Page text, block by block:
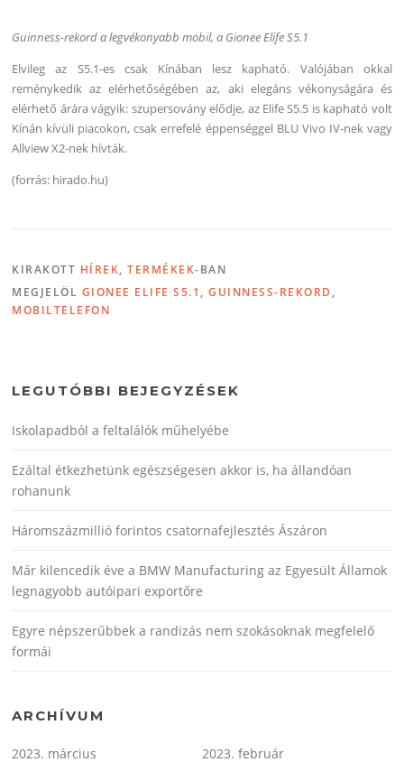
Guinness-rekord a legvékonyabb mobil, a Gionee Elife S5.1
Elvileg az S5.1-es csak Kínában lesz kapható. Valójában okkal
reménykedik az elérhetőségében az, aki elegáns vékonyságára és
elérhető árára vágyik: szupersovány elődje, az Elife S5.5 is kapható volt
Kínán kívüli piacokon, csak errefelé éppenséggel BLU Vivo IV-nek vagy
Allview X2-nek hívták.
(forrás: hirado.hu)
KIRAKOTT HÍREK,TERMÉKEK-BAN
MEGJELÖL GIONEE ELIFE S5.1 ,GUINNESS-REKORD ,
MOBILTELEFON
LEGUTÓBBI BEJEGYZÉSEK
Iskolapadból a feltalálók műhelyébe
Ezáltal étkezhetünk egészségesen akkor is, ha állandóan
rohanunk
Háromszázmillió forintos csatornafejlesztés Ászáron
Már kilencedik éve a BMW Manufacturing az Egyesült Államok
legnagyobb autóipari exportőre
Egyre népszerűbbek a randizás nem szokásoknak megfelelő
formái
ARCHÍVUM
2023. március 2023. február